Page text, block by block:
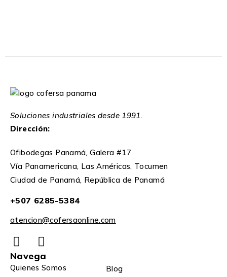
Soluciones industriales desde 1991.
Dirección:
Ofibodegas Panamá, Galera #17
Vía Panamericana, Las Américas, Tocumen
Ciudad de Panamá, República de Panamá
+507 6285-5384
atencion@cofersaonline.com
Navega
Quienes Somos
Blog